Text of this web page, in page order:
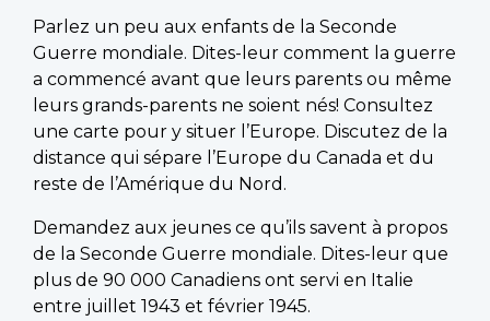
Parlez un peu aux enfants de la Seconde
Guerre mondiale. Dites-leur comment la guerre
a commencé avant que leurs parents ou même
leurs grands-parents ne soient nés! Consultez
une carte pour y situer l’Europe. Discutez de la
distance qui sépare l’Europe du Canada et du
reste de l’Amérique du Nord.
Demandez aux jeunes ce qu’ils savent à propos
de la Seconde Guerre mondiale. Dites-leur que
plus de 90 000 Canadiens ont servi en Italie
entre juillet 1943 et février 1945.